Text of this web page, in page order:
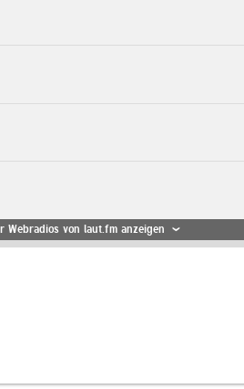
Webradios von laut.fm anzeigen